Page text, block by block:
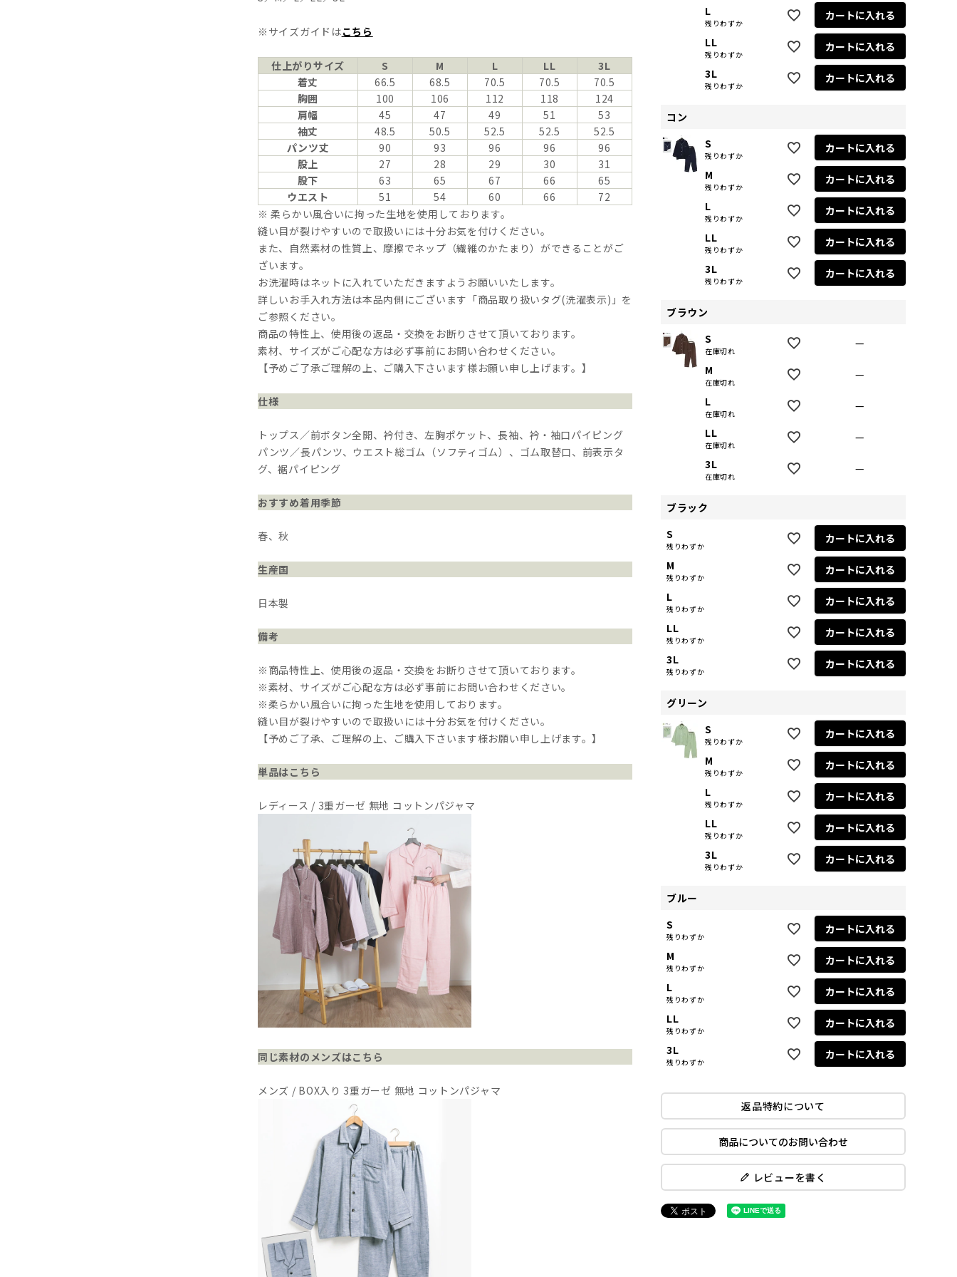
※サイズガイドはこちら
仕上がりサイズ S M L LL
3L
着丈
66.5 68.5 70.5 70.5
70.5
胸囲
100 106 112 118
124
肩幅
45 47 49 51
53
袖丈
48.5 50.5 52.5 52.5
52.5
パンツ丈
90 93 96 96
96
股上
27 28 29 30
31
股下
63 65 67 66
65
ウエスト
51 54 60 66
72
※ 柔らかい風合いに拘った生地を使用しております。
縫い目が裂けやすいので取扱いには十分お気を付けください。
また、自然素材の性質上、摩擦でネップ（繊維のかたまり）ができることがご
ざいます。
お洗濯時はネットに入れていただきますようお願いいたします。
詳しいお手入れ方法は本品内側にございます「商品取り扱いタグ(洗濯表示)」を
ご参照ください。
商品の特性上、使用後の返品・交換をお断りさせて頂いております。
素材、サイズがご心配な方は必ず事前にお問い合わせください。
【予めご了承ご理解の上、ご購入下さいます様お願い申し上げます。】
仕様
トップス／前ボタン全開、衿付き、左胸ポケット、長袖、衿・袖口パイピング
パンツ／長パンツ、ウエスト総ゴム（ソフティゴム）、ゴム取替口、前表示タ
グ、裾パイピング
おすすめ着用季節
春、秋
生産国
日本製
備考
※商品特性上、使用後の返品・交換をお断りさせて頂いております。
※素材、サイズがご心配な方は必ず事前にお問い合わせください。
※柔らかい風合いに拘った生地を使用しております。
縫い目が裂けやすいので取扱いには十分お気を付けください。
【予めご了承、ご理解の上、ご購入下さいます様お願い申し上げます。】
単品はこちら
レディース / 3重ガーゼ 無地 コットンパジャマ
同じ素材のメンズはこちら
メンズ / BOX入り 3重ガーゼ 無地 コットンパジャマ
L
残りわずか
カートに入れる
LL
残りわずか
カートに入れる
3L
残りわずか
カートに入れる
コン
S
残りわずか
カートに入れる
M
残りわずか
カートに入れる
L
残りわずか
カートに入れる
LL
残りわずか
カートに入れる
3L
残りわずか
カートに入れる
ブラウン
S
在庫切れ
—
M
在庫切れ
—
L
在庫切れ
—
LL
在庫切れ
—
3L
在庫切れ
—
ブラック
S
残りわずか
カートに入れる
M
残りわずか
カートに入れる
L
残りわずか
カートに入れる
LL
残りわずか
カートに入れる
3L
残りわずか
カートに入れる
グリーン
S
残りわずか
カートに入れる
M
残りわずか
カートに入れる
L
残りわずか
カートに入れる
LL
残りわずか
カートに入れる
3L
残りわずか
カートに入れる
ブルー
S
残りわずか
カートに入れる
M
残りわずか
カートに入れる
L
残りわずか
カートに入れる
LL
残りわずか
カートに入れる
3L
残りわずか
カートに入れる
返品特約について
商品についてのお問い合わせ
レビューを書く